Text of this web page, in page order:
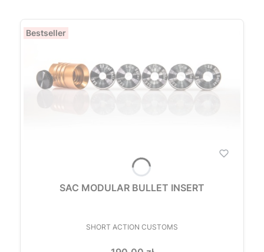
Bestseller
SAC MODULAR BULLET INSERT
PRODUCENT
SHORT ACTION CUSTOMS